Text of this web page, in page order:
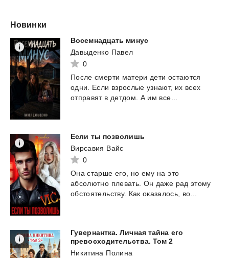
Новинки
Восемнадцать минус
Давыденко Павел
0
После смерти матери дети остаются
одни.
Если взрослые узнают, их всех
отправят в детдом. А им все...
Если ты позволишь
Вирсавия Вайс
0
Она старше его, но ему на это
абсолютно плевать. Он даже рад этому
обстоятельству. Как оказалось, во...
Гувернантка. Личная тайна его
превосходительства. Том 2
Никитина Полина